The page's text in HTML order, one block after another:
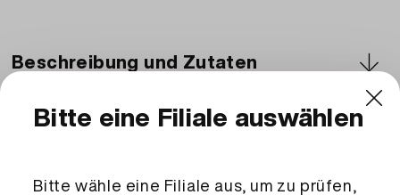
Beschreibung und Zutaten
Melonen, Trauben, Ananas & Eine saisonale